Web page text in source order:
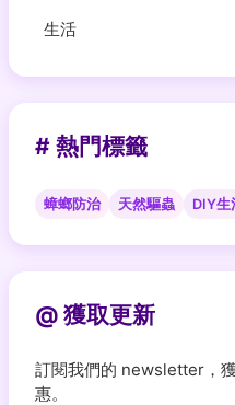
生活
# 熱門標籤
蟑螂防治 天然驅蟲 DIY生
@ 獲取更新
訂閱我們的 newsletter，
惠。